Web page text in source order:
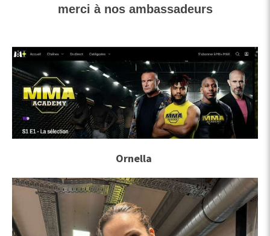
merci à nos ambassadeurs
Ornella